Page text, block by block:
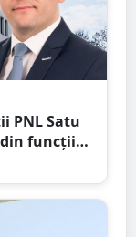
PNL Satu
funcții